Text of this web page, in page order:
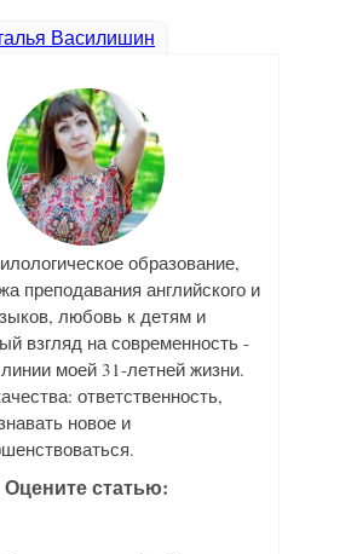
Василишин
образование,
преподавания английского и
любовь к детям и
взгляд на современность -
моей 31-летней жизни.
ответственность,
новое и
Оцените статью: